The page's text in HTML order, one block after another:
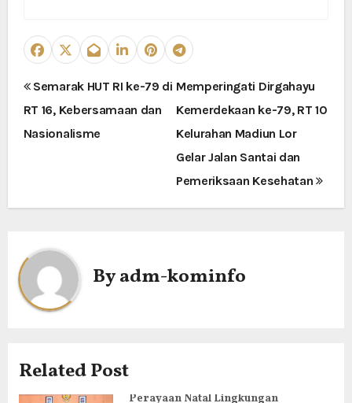
N
a
g
a
s
i
o
Semarak HUT RI ke-79 di
RT 16, Kebersamaan dan
Nasionalisme
Memperingati Dirgahayu
Kemerdekaan ke-79, RT 10
Kelurahan Madiun Lor
Gelar Jalan Santai dan
Pemeriksaan Kesehatan
Byadm-kominfo
Related Post
Perayaan Natal Lingkungan